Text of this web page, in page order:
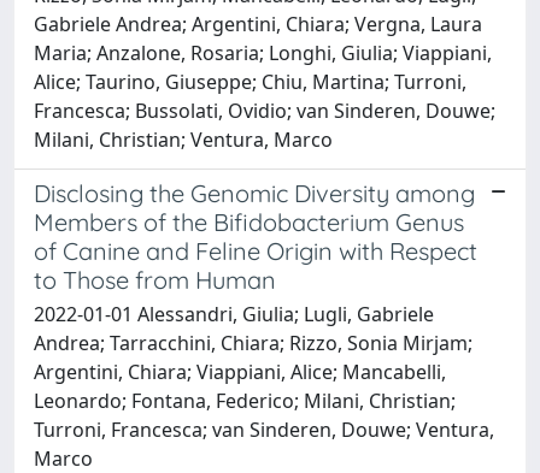
Gabriele Andrea; Argentini, Chiara; Vergna, Laura
Maria; Anzalone, Rosaria; Longhi, Giulia; Viappiani,
Alice; Taurino, Giuseppe; Chiu, Martina; Turroni,
Francesca; Bussolati, Ovidio; van Sinderen, Douwe;
Milani, Christian; Ventura, Marco
Disclosing the Genomic Diversity among
Members of the Bifidobacterium Genus
of Canine and Feline Origin with Respect
to Those from Human
2022-01-01 Alessandri, Giulia; Lugli, Gabriele
Andrea; Tarracchini, Chiara; Rizzo, Sonia Mirjam;
Argentini, Chiara; Viappiani, Alice; Mancabelli,
Leonardo; Fontana, Federico; Milani, Christian;
Turroni, Francesca; van Sinderen, Douwe; Ventura,
Marco